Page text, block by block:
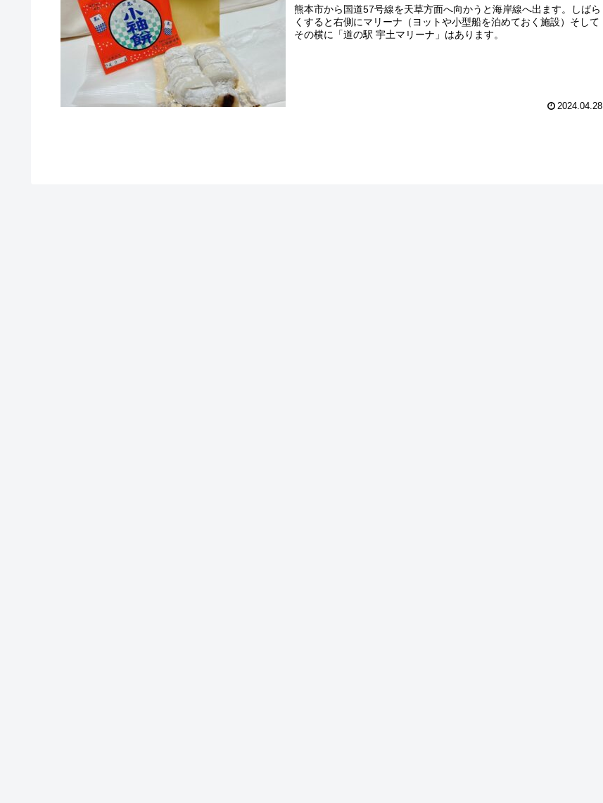
熊本市から国道57号線を天草方面へ向かうと海岸線へ出ます。しばら
くすると右側にマリーナ（ヨットや小型船を泊めておく施設）そして
その横に「道の駅 宇土マリーナ」はあります。
2024.04.28